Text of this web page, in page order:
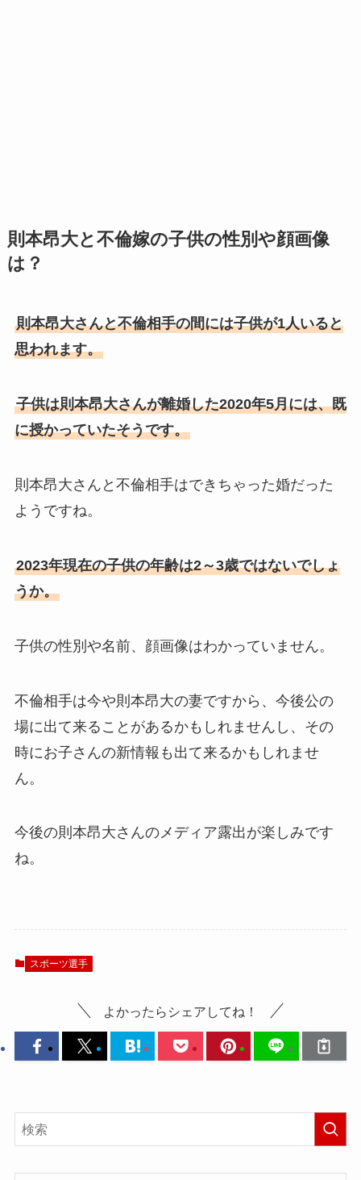
則本昂大と不倫嫁の子供の性別や顔画像
は？
則本昂大さんと不倫相手の間には子供が1人いると
思われます。
子供は則本昂大さんが離婚した2020年5月には、既
に授かっていたそうです。
則本昂大さんと不倫相手はできちゃった婚だった
ようですね。
2023年現在の子供の年齢は2～3歳ではないでしょ
うか。
子供の性別や名前、顔画像はわかっていません。
不倫相手は今や則本昂大の妻ですから、今後公の
場に出て来ることがあるかもしれませんし、その
時にお子さんの新情報も出て来るかもしれませ
ん。
今後の則本昂大さんのメディア露出が楽しみです
ね。
スポーツ選手
よかったらシェアしてね！